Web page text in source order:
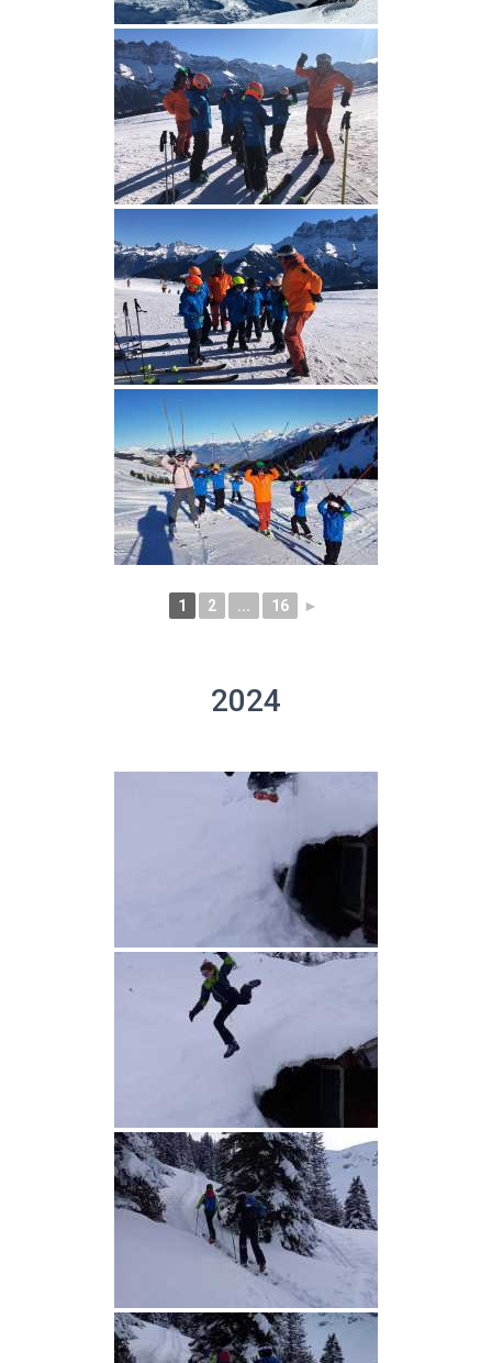
1 2 ... 16 ►
2024